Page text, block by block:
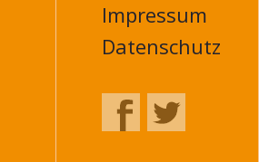
Impressum
Datenschutz